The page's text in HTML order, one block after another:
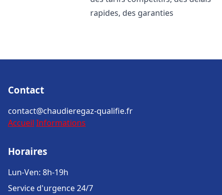
rapides, des garanties
Contact
contact@chaudieregaz-qualifie.fr
Accueil Informations
Horaires
Lun-Ven: 8h-19h
Service d'urgence 24/7